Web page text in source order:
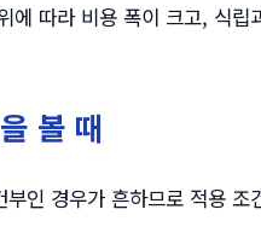
에 따라 비용 폭이 크고, 식
볼 때
부인 경우가 흔하므로 적용